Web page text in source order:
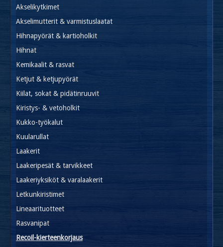
Akselikytkimet
Akselimutterit & varmistuslaatat
Hihnapyörät & kartioholkit
Hihnat
Kemikaalit & rasvat
Ketjut & ketjupyörät
Kiilat, sokat & pidätinruuvit
Kiristys- & vetoholkit
Kukko-työkalut
Kuularullat
Laakerit
Laakeripesät & tarvikkeet
Laakeriyksiköt & varalaakerit
Letkunkiristimet
Lineaarituotteet
Rasvanipat
Recoil-kierteenkorjaus